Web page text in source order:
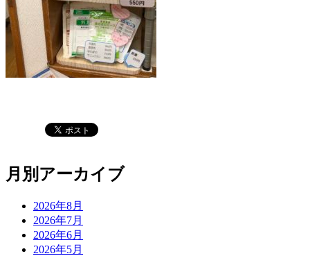
月別アーカイブ
2026年8月
2026年7月
2026年6月
2026年5月